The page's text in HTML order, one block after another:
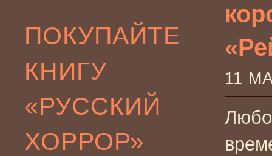
ПОКУПАЙТЕ
КНИГУ
«РУССКИЙ
ХОРРОР»
11